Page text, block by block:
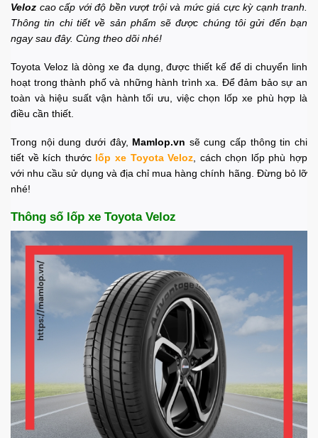
Veloz cao cấp với độ bền vượt trội và mức giá cực kỳ cạnh tranh.
Thông tin chi tiết về sản phẩm sẽ được chúng tôi gửi đến bạn
ngay sau đây. Cùng theo dõi nhé!
Toyota Veloz là dòng xe đa dụng, được thiết kế để di chuyển linh
hoạt trong thành phố và những hành trình xa. Để đảm bảo sự an
toàn và hiệu suất vận hành tối ưu, việc chọn lốp xe phù hợp là
điều cần thiết.
Trong nội dung dưới đây, Mamlop.vn sẽ cung cấp thông tin chi
tiết về kích thướclốp xe Toyota Veloz, cách chọn lốp phù hợp
với nhu cầu sử dụng và địa chỉ mua hàng chính hãng. Đừng bỏ lỡ
nhé!
Thông số lốp xe Toyota Veloz